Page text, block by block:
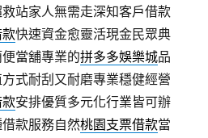
站家人無需走深知客戶借款
款快速資金愈靈活現金民眾典
當舖專業的拼多多娛樂城品
式耐刮又耐磨專業穩健經營
安排優質多元化行業皆可辦
款服務自然桃園支票借款當